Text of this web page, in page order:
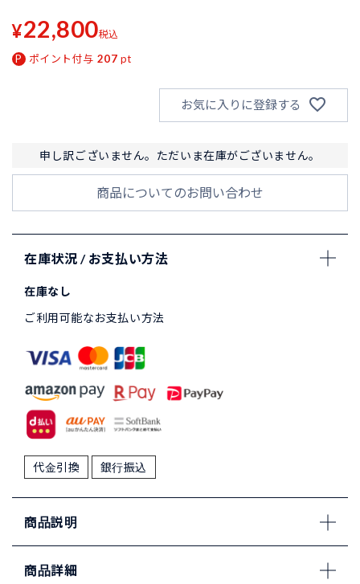
¥22,800税込
ポイント付与 207 pt
お気に入りに登録する
申し訳ございません。ただいま在庫がございません。
商品についてのお問い合わせ
在庫状況 / お支払い方法
在庫なし
ご利用可能なお支払い方法
代金引換 銀行振込
商品説明
商品詳細